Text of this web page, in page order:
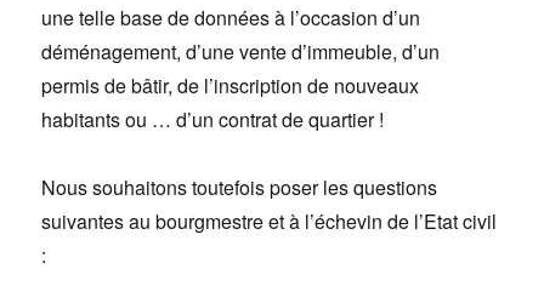
une telle base de données à l’occasion d’un
déménagement, d’une vente d’immeuble, d’un
permis de bâtir, de l’inscription de nouveaux
habitants ou … d’un contrat de quartier !
Nous souhaitons toutefois poser les questions
suivantes au bourgmestre et à l’échevin de l’Etat civil
: